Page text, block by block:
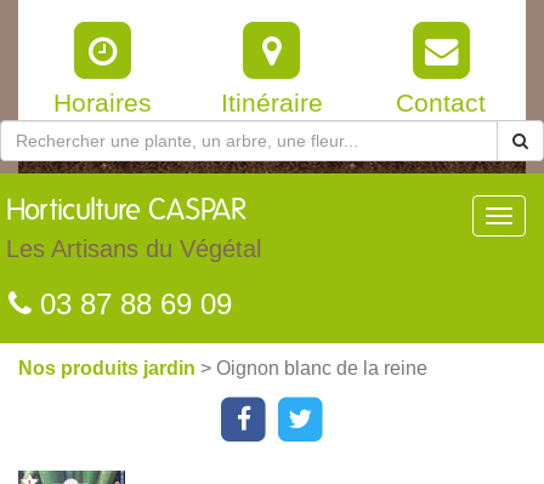
Horaires Itinéraire Contact
Horticulture CASPAR
Les Artisans du Végétal
03 87 88 69 09
Nos produits jardin > Oignon blanc de la reine